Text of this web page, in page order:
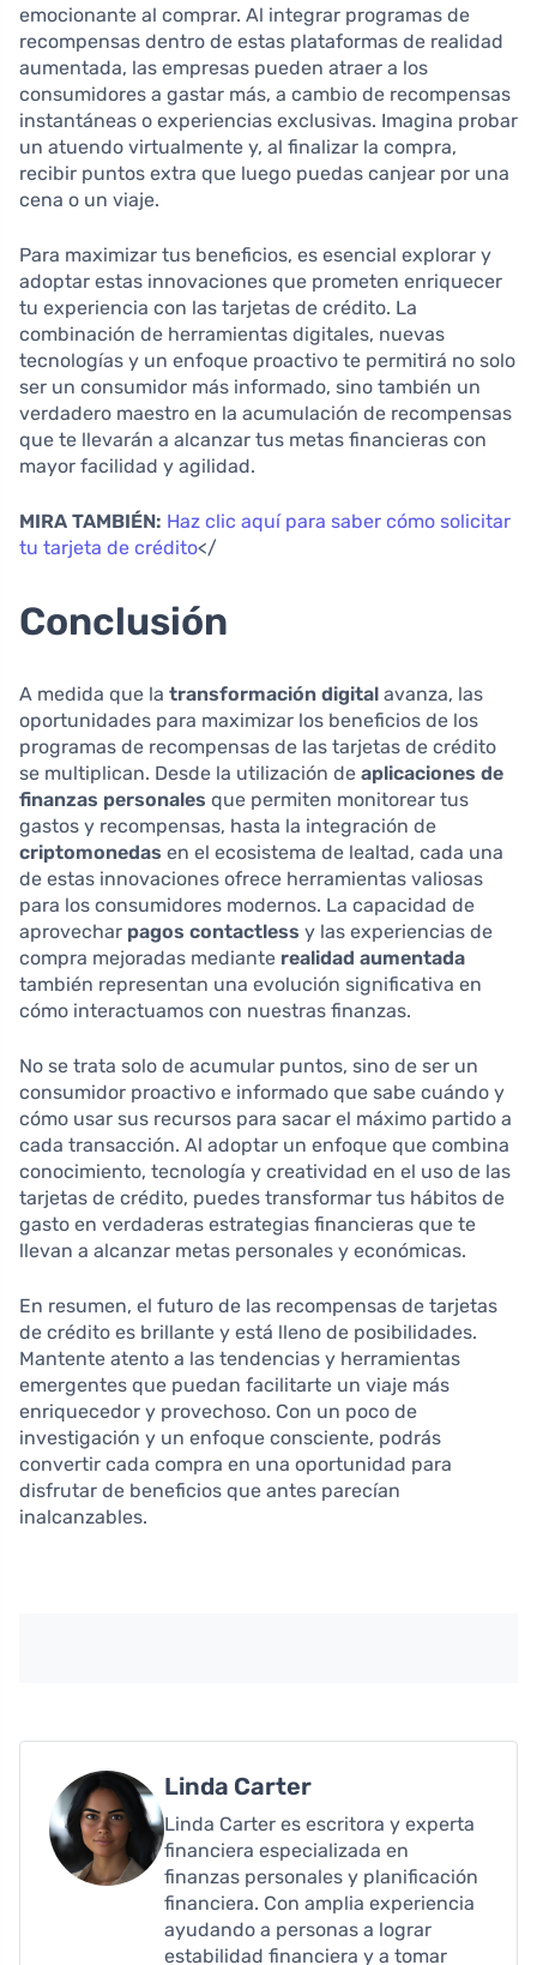
emocionante al comprar. Al integrar programas de
recompensas dentro de estas plataformas de realidad
aumentada, las empresas pueden atraer a los
consumidores a gastar más, a cambio de recompensas
instantáneas o experiencias exclusivas. Imagina probar
un atuendo virtualmente y, al finalizar la compra,
recibir puntos extra que luego puedas canjear por una
cena o un viaje.
Para maximizar tus beneficios, es esencial explorar y
adoptar estas innovaciones que prometen enriquecer
tu experiencia con las tarjetas de crédito. La
combinación de herramientas digitales, nuevas
tecnologías y un enfoque proactivo te permitirá no solo
ser un consumidor más informado, sino también un
verdadero maestro en la acumulación de recompensas
que te llevarán a alcanzar tus metas financieras con
mayor facilidad y agilidad.
MIRA TAMBIÉN: Haz clic aquí para saber cómo solicitar
tu tarjeta de crédito</
Conclusión
A medida que la transformación digital avanza, las
oportunidades para maximizar los beneficios de los
programas de recompensas de las tarjetas de crédito
se multiplican. Desde la utilización de aplicaciones de
finanzas personales que permiten monitorear tus
gastos y recompensas, hasta la integración de
criptomonedas en el ecosistema de lealtad, cada una
de estas innovaciones ofrece herramientas valiosas
para los consumidores modernos. La capacidad de
aprovechar pagos contactless y las experiencias de
compra mejoradas mediante realidad aumentada
también representan una evolución significativa en
cómo interactuamos con nuestras finanzas.
No se trata solo de acumular puntos, sino de ser un
consumidor proactivo e informado que sabe cuándo y
cómo usar sus recursos para sacar el máximo partido a
cada transacción. Al adoptar un enfoque que combina
conocimiento, tecnología y creatividad en el uso de las
tarjetas de crédito, puedes transformar tus hábitos de
gasto en verdaderas estrategias financieras que te
llevan a alcanzar metas personales y económicas.
En resumen, el futuro de las recompensas de tarjetas
de crédito es brillante y está lleno de posibilidades.
Mantente atento a las tendencias y herramientas
emergentes que puedan facilitarte un viaje más
enriquecedor y provechoso. Con un poco de
investigación y un enfoque consciente, podrás
convertir cada compra en una oportunidad para
disfrutar de beneficios que antes parecían
inalcanzables.
Linda Carter
Linda Carter es escritora y experta
financiera especializada en
finanzas personales y planificación
financiera. Con amplia experiencia
ayudando a personas a lograr
estabilidad financiera y a tomar